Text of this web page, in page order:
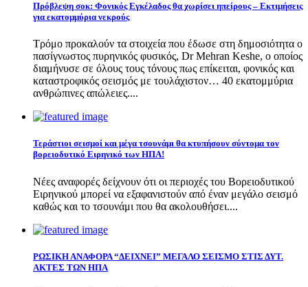
Πρόβλεψη σοκ: Φονικός Εγκέλαδος θα χωρίσει ηπείρους – Εκτιμήσεις
για εκατομμύρια νεκρούς
Τρόμο προκαλούν τα στοιχεία που έδωσε στη δημοσιότητα ο
πασίγνωστος πυρηνικός φυσικός, Dr Mehran Keshe, ο οποίος
διαμήνυσε σε όλους τους τόνους πως επίκειται, φονικός και
καταστροφικός σεισμός με τουλάχιστον… 40 εκατομμύρια
ανθρώπινες απώλειες....
Τεράστιοι σεισμοί και μέγα τσουνάμι θα κτυπήσουν σύντομα τον
βορειοδυτικό Ειρηνικό των ΗΠΑ!
Νέες αναφορές δείχνουν ότι οι περιοχές του Βορειοδυτικού
Ειρηνικού μπορεί να εξαφανιστούν από έναν μεγάλο σεισμό
καθώς και το τσουνάμι που θα ακολουθήσει....
ΡΩΣΙΚΗ ΑΝΑΦΟΡΑ “ΔΕΙΧΝΕΙ” ΜΕΓΑΛΟ ΣΕΙΣΜΟ ΣΤΙΣ ΔΥΤ.
ΑΚΤΕΣ ΤΩΝ ΗΠΑ